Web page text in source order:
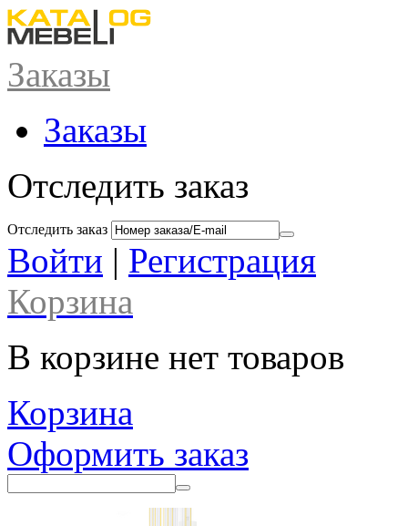
Заказы
Заказы
Отследить заказ
Отследить заказ
Войти | Регистрация
Корзина
В корзине нет товаров
Корзина
Оформить заказ